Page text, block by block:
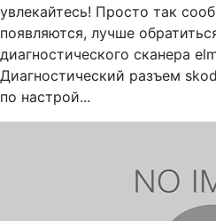
увлекайтесь! Просто так
появляются, лучше
диагностического сканера
Диагностический разъем
по настрой...